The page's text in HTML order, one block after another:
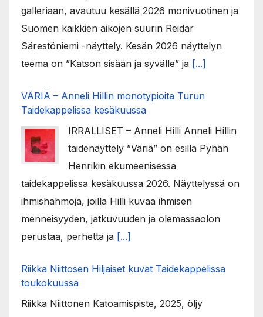
galleriaan, avautuu kesällä 2026 monivuotinen ja
Suomen kaikkien aikojen suurin Reidar
Särestöniemi -näyttely. Kesän 2026 näyttelyn
teema on ”Katson sisään ja syvälle” ja [...]
VÄRIÄ – Anneli Hillin monotypioita Turun
Taidekappelissa kesäkuussa
IRRALLISET – Anneli Hilli Anneli Hillin
taidenäyttely ”Väriä” on esillä Pyhän
Henrikin ekumeenisessa
taidekappelissa kesäkuussa 2026. Näyttelyssä on
ihmishahmoja, joilla Hilli kuvaa ihmisen
menneisyyden, jatkuvuuden ja olemassaolon
perustaa, perhettä ja [...]
Riikka Niittosen Hiljaiset kuvat Taidekappelissa
toukokuussa
Riikka Niittonen Katoamispiste, 2025, öljy